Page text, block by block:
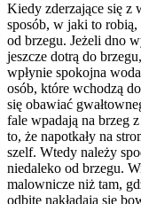
Kiedy zderzające się z
sposób, w jaki to robią,
od brzegu. Jeżeli dno
jeszcze dotrą do
wpłynie spokojna
osób, które wchodzą
się obawiać
fale wpadają na brzeg
to, że napotkały na
szelf. Wtedy należy
niedaleko od brzegu.
malownicze niż tam,
odbite nakładają się